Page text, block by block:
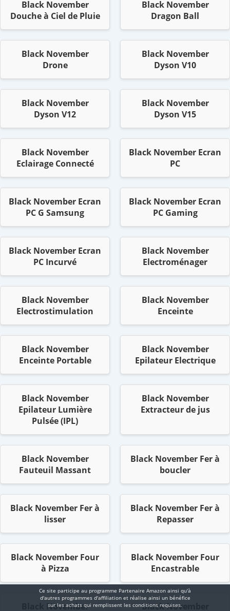
Black November
Douche à Ciel de Pluie
Black November
Dragon Ball
Black November
Drone
Black November
Dyson V10
Black November
Dyson V12
Black November
Dyson V15
Black November
Eclairage Connecté
Black November Ecran
PC
Black November Ecran
PC G Samsung
Black November Ecran
PC Gaming
Black November Ecran
PC Incurvé
Black November
Electroménager
Black November
Electrostimulation
Black November
Enceinte
Black November
Enceinte Portable
Black November
Epilateur Electrique
Black November
Epilateur Lumière
Pulsée (IPL)
Black November
Extracteur de jus
Black November
Fauteuil Massant
Black November Fer à
boucler
Black November Fer à
lisser
Black November Fer à
Repasser
Black November Four
à Pizza
Black November Four
Encastrable
Black November Black November
Ce site participe au programme Partenaire Αmazοn ainsi qu'à
d'autres programmes d'affiliation et réalise ainsi un bénéfice
sur les achats qui remplissent les conditions requises.